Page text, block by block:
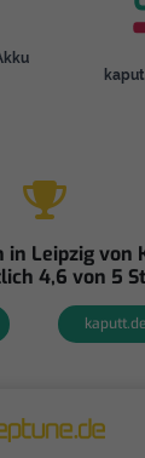
in Leipzig von
4,6 von 5